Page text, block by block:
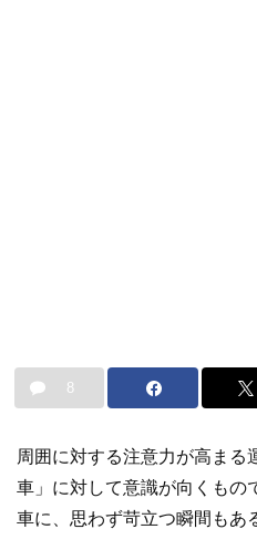
8
周囲に対する注意力が高まる
車」に対して意識が向くもの
車に、思わず苛立つ瞬間もあ